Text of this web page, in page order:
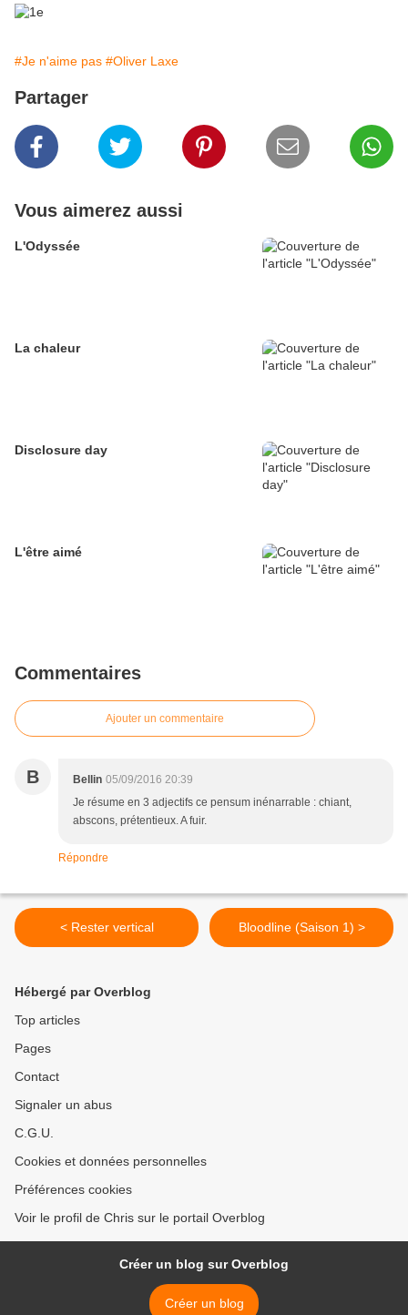
#Je n'aime pas #Oliver Laxe
Partager
Vous aimerez aussi
L'Odyssée
La chaleur
Disclosure day
L'être aimé
Commentaires
Ajouter un commentaire
B Bellin 05/09/2016 20:39
Je résume en 3 adjectifs ce pensum inénarrable : chiant,
abscons, prétentieux. A fuir.
Répondre
< Rester vertical Bloodline (Saison 1) >
Hébergé par Overblog
Top articles
Pages
Contact
Signaler un abus
C.G.U.
Cookies et données personnelles
Préférences cookies
Voir le profil de Chris sur le portail Overblog
Créer un blog sur Overblog
Créer un blog